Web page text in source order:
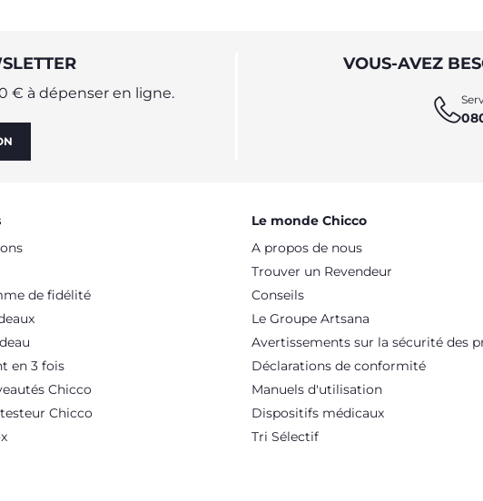
€ à dépenser en ligne.
VOUS-AVEZ
de fidélité
en 3 fois
Chicco
Chicco
Le monde Chicco
A propos de nous
Trouver un Revendeur
Conseils
Le Groupe Artsana
Avertissements sur la sécurité des
Déclarations de conformité
Manuels d'utilisation
Dispositifs médicaux
Tri Sélectif